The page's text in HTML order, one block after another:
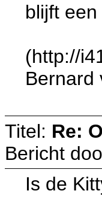
blijft
(http://
Bernard
Titel: Re:
Bericht
Is de